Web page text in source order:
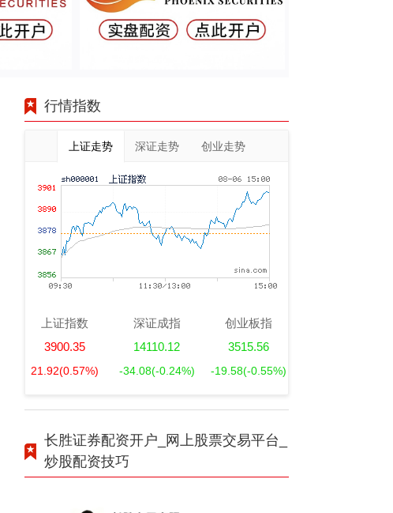
行情指数
上证走势 深证走势 创业走势
上证指数
3900.35
21.92(0.57%)
深证成指
14110.12
-34.08(-0.24%)
创业板指
3515.56
-19.58(-0.55%)
长胜证券配资开户_网上股票交易平台_
炒股配资技巧